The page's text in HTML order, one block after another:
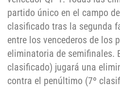
partido único en el campo
clasificado tras la segunda
entre los vencederos de los
eliminatoria de semifinales.
clasificado) jugará una
contra el penúltimo (7º